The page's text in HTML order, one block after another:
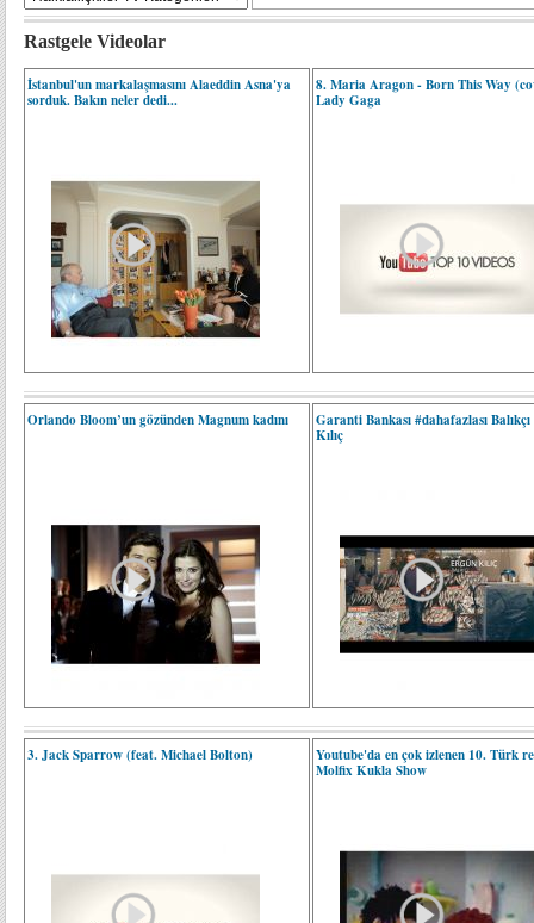
Rastgele Videolar
İstanbul'un markalaşmasını Alaeddin Asna'ya
sorduk. Bakın neler dedi...
8. Maria Aragon - Born This Way
Lady Gaga
Orlando Bloom’un gözünden Magnum kadını
Garanti Bankası #dahafazlası
Kılıç
3. Jack Sparrow (feat. Michael Bolton)
Youtube'da en çok izlenen 10. Türk
Molfix Kukla Show